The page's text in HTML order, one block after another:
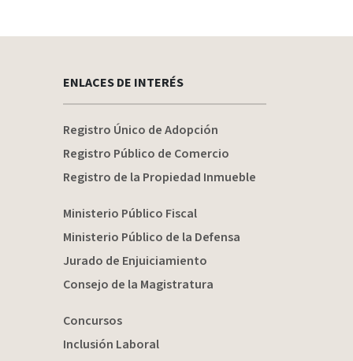
ENLACES DE INTERÉS
Registro Único de Adopción
Registro Público de Comercio
Registro de la Propiedad Inmueble
Ministerio Público Fiscal
Ministerio Público de la Defensa
Jurado de Enjuiciamiento
Consejo de la Magistratura
Concursos
Inclusión Laboral